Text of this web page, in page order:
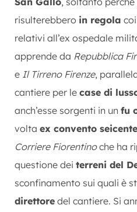
risulterebbero in regola coi
relativi all’ex ospedale
apprende da Repubblica
e Il Tirreno Firenze,
cantiere per le case di
anch’esse sorgenti in un fu
volta ex convento
Corriere Fiorentinoche ha
questione dei terreni del
sconfinamento sui quali è
direttore del cantiere. Si